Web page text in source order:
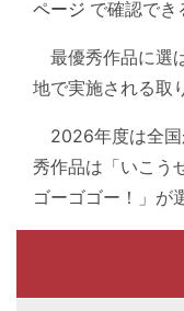
ページ で確認でき
最優秀作品に選
地で実施される取
2026年度は全国
秀作品は「いこ
ゴーゴゴー！」が